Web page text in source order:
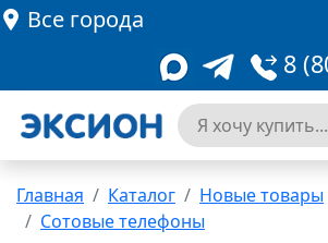
Все города
8
Главная Каталог
Новые товары
Сотовые телефоны